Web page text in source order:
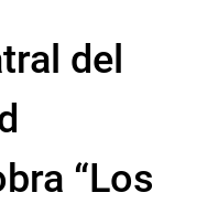
del
“Los